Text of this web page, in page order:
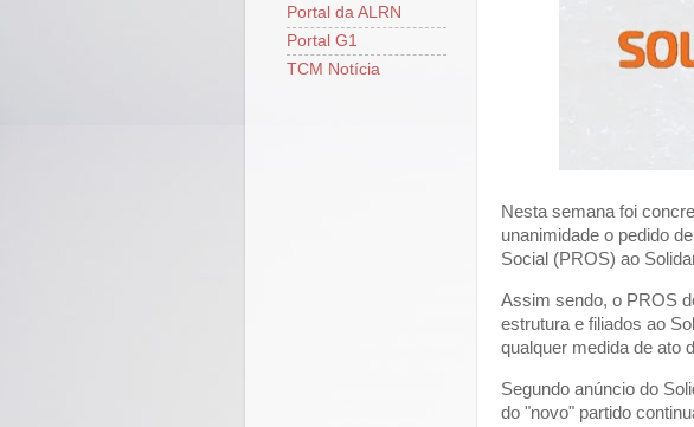
Nesta semana foi
unanimidade o pedido
Social (PROS) ao
Assim sendo, o PROS
estrutura e filiados ao
qualquer medida de ato
Segundo anúncio do
do "novo" partido
Portal da ALRN
Portal G1
TCM Notícia